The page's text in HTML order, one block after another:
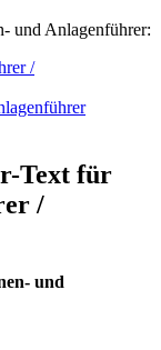
und Anlagenführer:
/
Text für
/
und